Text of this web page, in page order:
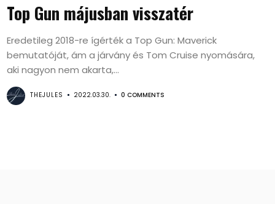
Top Gun májusban visszatér
Eredetileg 2018-re ígérték a Top Gun: Maverick
bemutatóját, ám a járvány és Tom Cruise nyomására,
aki nagyon nem akarta,...
THEJULES 2022.03.30. 0 COMMENTS